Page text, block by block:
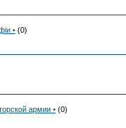
• (0)
армии • (0)